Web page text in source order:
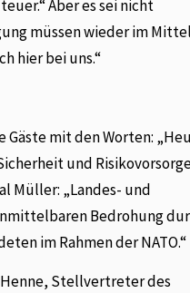
Aber es sei nicht
müssen wieder im
hier bei uns.“
mit den Worten:
und
Müller: „Landes- und
Bedrohung
im Rahmen der NATO.“
Stellvertreter des